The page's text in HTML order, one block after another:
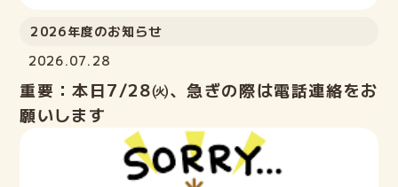
よくある質問
ご入会までの流れ
2026年度のお知らせ
2026.07.28
重要：本日7/28㈫、急ぎの際は電話連絡をお
願いします